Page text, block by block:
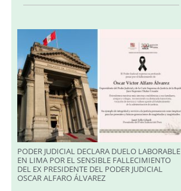
PODER JUDICIAL DECLARA DUELO LABORABLE
EN LIMA POR EL SENSIBLE FALLECIMIENTO
DEL EX PRESIDENTE DEL PODER JUDICIAL
OSCAR ALFARO ÁLVAREZ